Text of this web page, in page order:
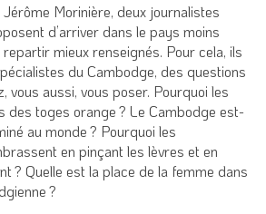
Morinière, deux journalistes
d’arriver dans le pays moins
repartir mieux renseignés. Pour cela, ils
du Cambodge, des questions
vous aussi, vous poser. Pourquoi les
des toges orange ? Le Cambodge est-
au monde ? Pourquoi les
en pinçant les lèvres et en
? Quelle est la place de la femme dans
?